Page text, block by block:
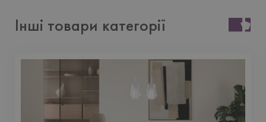
Інші товари категорії